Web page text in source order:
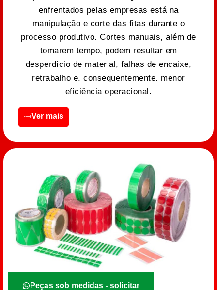
enfrentados pelas empresas está na
manipulação e corte das fitas durante o
processo produtivo. Cortes manuais, além de
tomarem tempo, podem resultar em
desperdício de material, falhas de encaixe,
retrabalho e, consequentemente, menor
eficiência operacional.
Ver mais
Peças sob medidas - solicitar